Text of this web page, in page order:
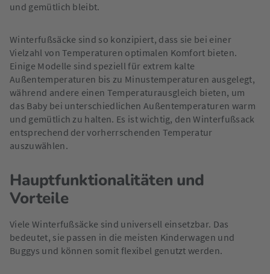
und gemütlich bleibt.
Winterfußsäcke sind so konzipiert, dass sie bei einer
Vielzahl von Temperaturen optimalen Komfort bieten.
Einige Modelle sind speziell für extrem kalte
Außentemperaturen bis zu Minustemperaturen ausgelegt,
während andere einen Temperaturausgleich bieten, um
das Baby bei unterschiedlichen Außentemperaturen warm
und gemütlich zu halten. Es ist wichtig, den Winterfußsack
entsprechend der vorherrschenden Temperatur
auszuwählen.
Hauptfunktionalitäten und
Vorteile
Viele Winterfußsäcke sind universell einsetzbar. Das
bedeutet, sie passen in die meisten Kinderwagen und
Buggys und können somit flexibel genutzt werden.